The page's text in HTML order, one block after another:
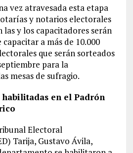
vez atravesada esta etapa
y notarios electorales
y los capacitadores serán
a más de 10.000
que serán sorteados
para la
mesas de sufragio.
habilitadas en el Padrón
Electoral
Tarija, Gustavo Ávila,